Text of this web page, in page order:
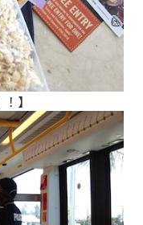
】